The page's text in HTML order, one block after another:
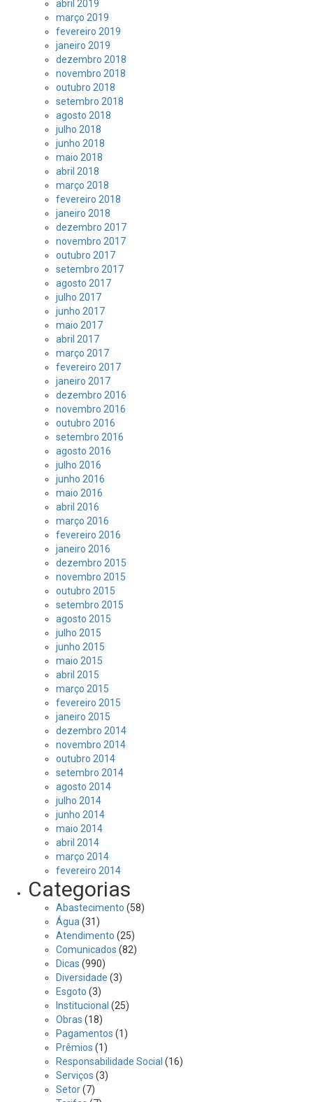
abril 2019
março 2019
fevereiro 2019
janeiro 2019
dezembro 2018
novembro 2018
outubro 2018
setembro 2018
agosto 2018
julho 2018
junho 2018
maio 2018
abril 2018
março 2018
fevereiro 2018
janeiro 2018
dezembro 2017
novembro 2017
outubro 2017
setembro 2017
agosto 2017
julho 2017
junho 2017
maio 2017
abril 2017
março 2017
fevereiro 2017
janeiro 2017
dezembro 2016
novembro 2016
outubro 2016
setembro 2016
agosto 2016
julho 2016
junho 2016
maio 2016
abril 2016
março 2016
fevereiro 2016
janeiro 2016
dezembro 2015
novembro 2015
outubro 2015
setembro 2015
agosto 2015
julho 2015
junho 2015
maio 2015
abril 2015
março 2015
fevereiro 2015
janeiro 2015
dezembro 2014
novembro 2014
outubro 2014
setembro 2014
agosto 2014
julho 2014
junho 2014
maio 2014
abril 2014
março 2014
fevereiro 2014
Categorias
Abastecimento (58)
Água (31)
Atendimento (25)
Comunicados (82)
Dicas (990)
Diversidade (3)
Esgoto (3)
Institucional (25)
Obras (18)
Pagamentos (1)
Prêmios (1)
Responsabilidade Social (16)
Serviços (3)
Setor(7)